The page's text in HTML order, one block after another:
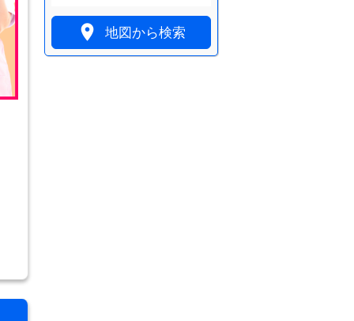
 地図から検索